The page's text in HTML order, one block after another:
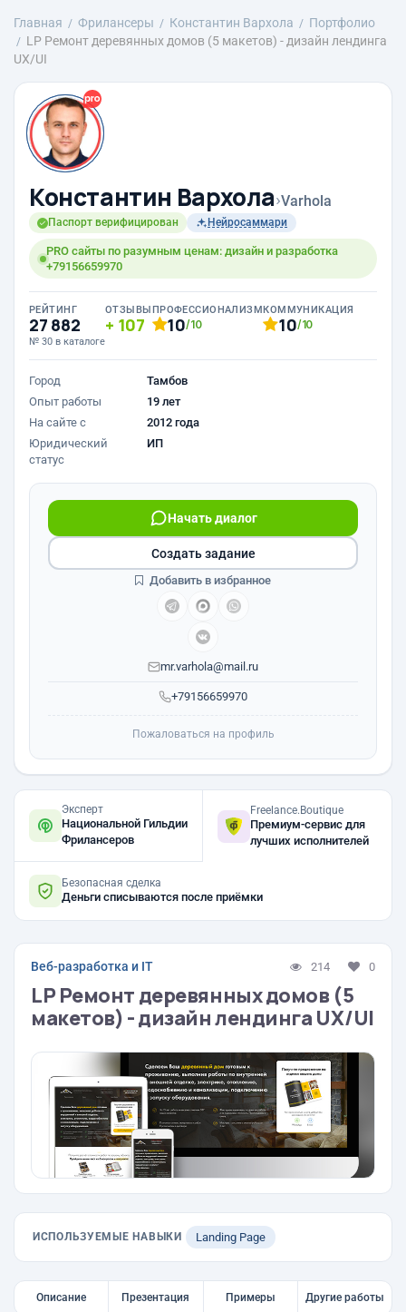
Главная Фрилансеры Константин Вархола
Портфолио
LP Ремонт деревянных домов (5 макетов) - дизайн лендинга
UX/UI
Константин Вархола›Varhola
Паспорт верифицирован Нейросаммари
PRO сайты по разумным ценам: дизайн и разработка
+79156659970
РЕЙТИНГ
27 882
№ 30 в каталоге
ОТЗЫВЫ
107
ПРОФЕССИОНАЛИЗМ
10/10
КОММУНИКАЦИЯ
10/10
Город
Тамбов
Опыт работы
19 лет
На сайте с
2012 года
Юридический
статус
ИП
+79156659970
Начать диалог
mr.varhola@mail.ru
Создать задание
Добавить в избранное
Пожаловаться на профиль
Эксперт
Национальной Гильдии
Фрилансеров
Freelance.Boutique
Премиум-сервис для
лучших исполнителей
Безопасная сделка
Деньги списываются после приёмки
Веб-разработка и IT 214 0
LP Ремонт деревянных домов (5
макетов) - дизайн лендинга UX/UI
ИСПОЛЬЗУЕМЫЕ НАВЫКИ Landing Page
Описание Презентация Примеры Другие работы